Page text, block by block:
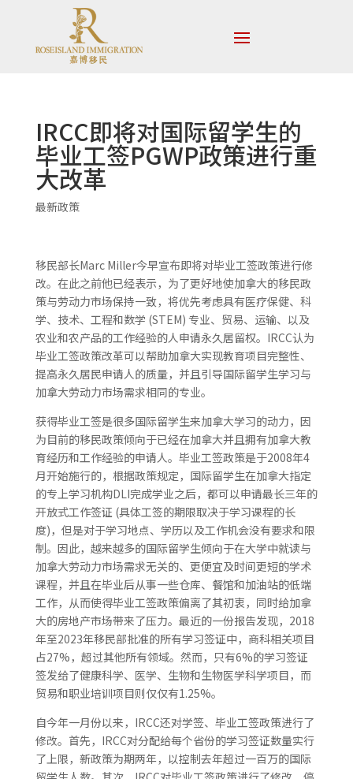
IRCC即将对国际留学生的
毕业工签PGWP政策进行重
大改革
最新政策
移民部长Marc Miller今早宣布即将对毕业工签政策进行修
改。在此之前他已经表示，为了更好地使加拿大的移民政
策与劳动力市场保持一致，将优先考虑具有医疗保健、科
学、技术、工程和数学 (STEM) 专业、贸易、运输、以及
农业和农产品的工作经验的人申请永久居留权。IRCC认为
毕业工签政策改革可以帮助加拿大实现教育项目完整性、
提高永久居民申请人的质量，并且引导国际留学生学习与
加拿大劳动力市场需求相同的专业。
获得毕业工签是很多国际留学生来加拿大学习的动力，因
为目前的移民政策倾向于已经在加拿大并且拥有加拿大教
育经历和工作经验的申请人。毕业工签政策是于2008年4
月开始施行的，根据政策规定，国际留学生在加拿大指定
的专上学习机构DLI完成学业之后，都可以申请最长三年的
开放式工作签证 (具体工签的期限取决于学习课程的长
度)，但是对于学习地点、学历以及工作机会没有要求和限
制。因此，越来越多的国际留学生倾向于在大学中就读与
加拿大劳动力市场需求无关的、更便宜及时间更短的学术
课程，并且在毕业后从事一些仓库、餐馆和加油站的低端
工作，从而使得毕业工签政策偏离了其初衷，同时给加拿
大的房地产市场带来了压力。最近的一份报告发现，2018
年至2023年移民部批准的所有学习签证中，商科相关项目
占27%，超过其他所有领域。然而，只有6%的学习签证
签发给了健康科学、医学、生物和生物医学科学项目，而
贸易和职业培训项目则仅仅有1.25%。
自今年一月份以来，IRCC还对学签、毕业工签政策进行了
修改。首先，IRCC对分配给每个省份的学习签证数量实行
了上限，新政策为期两年，以控制去年超过一百万的国际